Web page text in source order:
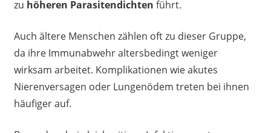
zu höheren Parasitendichten führt.
Auch ältere Menschen zählen oft zu dieser Gruppe,
da ihre Immunabwehr altersbedingt weniger
wirksam arbeitet. Komplikationen wie akutes
Nierenversagen oder Lungenödem treten bei ihnen
häufiger auf.